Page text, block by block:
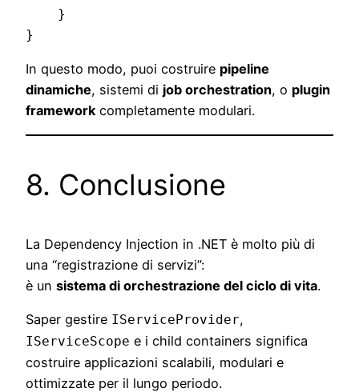
In questo modo, puoi costruire pipeline
dinamiche, sistemi di job orchestration, o plugin
frameworkcompletamente modulari.
8. Conclusione
La Dependency Injection in .NET è molto più di
una “registrazione di servizi”:
è un sistema di orchestrazione del ciclo di vita.
Saper gestire IServiceProvider,
IServiceScope e i child containers significa
costruire applicazioni scalabili, modulari e
ottimizzate per il lungo periodo.